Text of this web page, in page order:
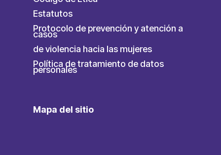
Estatutos
Protocolo de prevención y atención a
casos
de violencia hacia las mujeres
Política de tratamiento de datos
personales
Mapa del sitio